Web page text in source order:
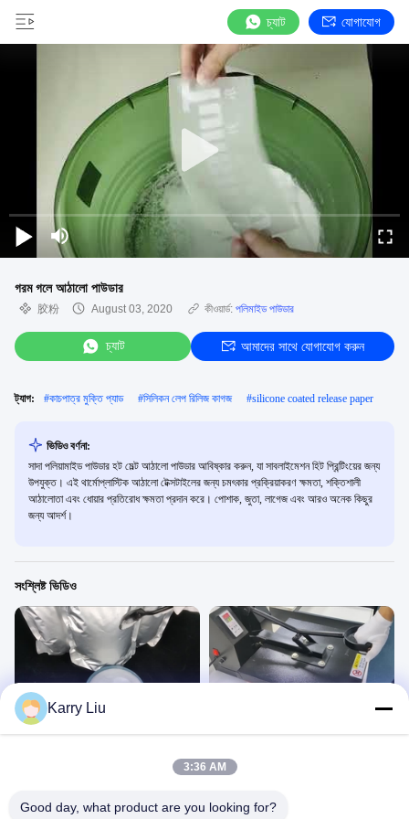
চ্যাট যোগাযোগ
গরম গলে আঠালো পাউডার
胶粉 August 03, 2020 কীওয়ার্ড: পলিমাইড পাউডার
চ্যাট আমাদের সাথে যোগাযোগ করুন
ট্যাগ: #কাচপাত্র মুক্তি প্যাড #সিলিকন লেপ রিলিজ কাগজ #silicone coated release paper
ভিডিও বর্ণনা:
সাদা পলিয়ামাইড পাউডার হট মেল্ট আঠালো পাউডার আবিষ্কার করুন, যা সাবলাইমেশন হিট প্রিন্টিংয়ের জন্য
উপযুক্ত। এই থার্মোপ্লাস্টিক আঠালো টেক্সটাইলের জন্য চমৎকার প্রক্রিয়াকরণ ক্ষমতা, শক্তিশালী
আঠালোতা এবং ধোয়ার প্রতিরোধ ক্ষমতা প্রদান করে। পোশাক, জুতা, লাগেজ এবং আরও অনেক কিছুর
জন্য আদর্শ।
সংশ্লিষ্ট ভিডিও
১ কেজি DS220
胶粉
May 26, 2023
Karry Liu
3:36 AM
Good day, what product are you looking for?